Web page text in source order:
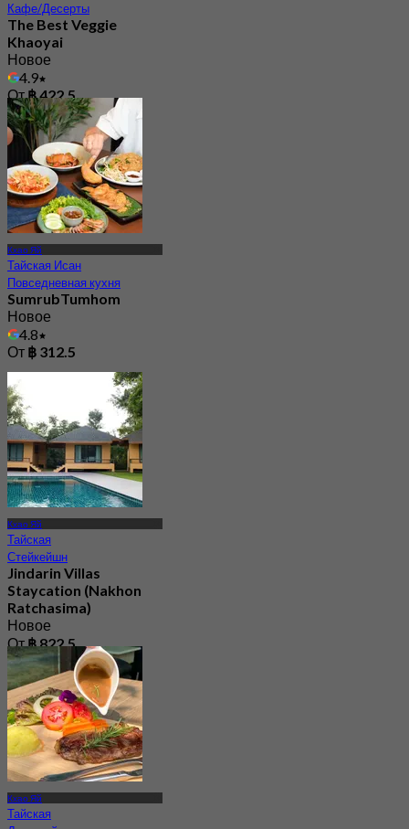
Кафе/Десерты
The Best Veggie
Khaoyai
Новое
4.9
От฿ 422.5
Кхао Яй
Тайская Исан
Повседневная кухня
SumrubTumhom
Новое
4.8
От ฿ 312.5
Кхао Яй
Тайская
Стейкейшн
Jindarin Villas
Staycation (Nakhon
Ratchasima)
Новое
От฿ 822.5
Кхао Яй
Тайская